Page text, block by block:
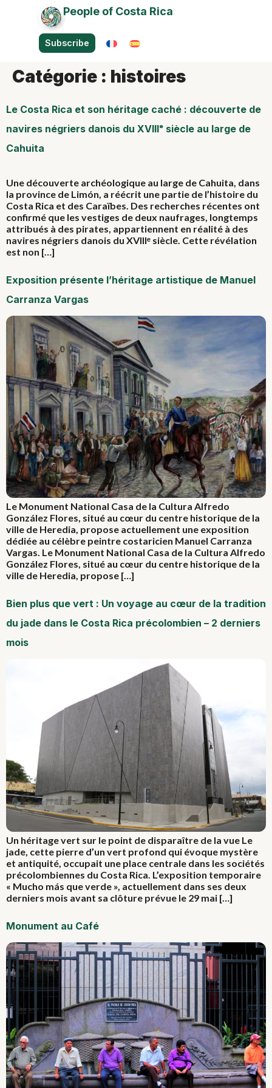
People of Costa Rica
Subscribe
Catégorie : histoires
Le Costa Rica et son héritage caché : découverte de
navires négriers danois du XVIIIᵉ siècle au large de
Cahuita
Une découverte archéologique au large de Cahuita, dans
la province de Limón, a réécrit une partie de l’histoire du
Costa Rica et des Caraïbes. Des recherches récentes ont
confirmé que les vestiges de deux naufrages, longtemps
attribués à des pirates, appartiennent en réalité à des
navires négriers danois du XVIIIᵉ siècle. Cette révélation
est non […]
Exposition présente l’héritage artistique de Manuel
Carranza Vargas
Le Monument National Casa de la Cultura Alfredo
González Flores, situé au cœur du centre historique de la
ville de Heredia, propose actuellement une exposition
dédiée au célèbre peintre costaricien Manuel Carranza
Vargas. Le Monument National Casa de la Cultura Alfredo
González Flores, situé au cœur du centre historique de la
ville de Heredia, propose […]
Bien plus que vert : Un voyage au cœur de la tradition
du jade dans le Costa Rica précolombien – 2 derniers
mois
Un héritage vert sur le point de disparaître de la vue Le
jade, cette pierre d’un vert profond qui évoque mystère
et antiquité, occupait une place centrale dans les sociétés
précolombiennes du Costa Rica. L’exposition temporaire
« Mucho más que verde », actuellement dans ses deux
derniers mois avant sa clôture prévue le 29 mai […]
Monument au Café